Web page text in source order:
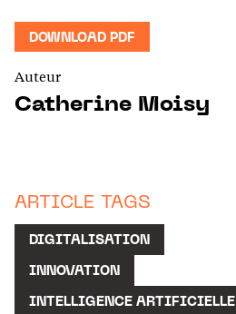
DOWNLOAD PDF
Auteur
Catherine Moisy
ARTICLE TAGS
DIGITALISATION
INNOVATION
INTELLIGENCE ARTIFICIELLE